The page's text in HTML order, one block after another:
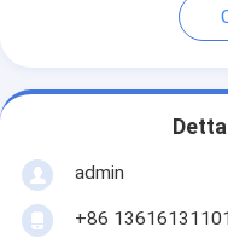
admin
+86 13616131101